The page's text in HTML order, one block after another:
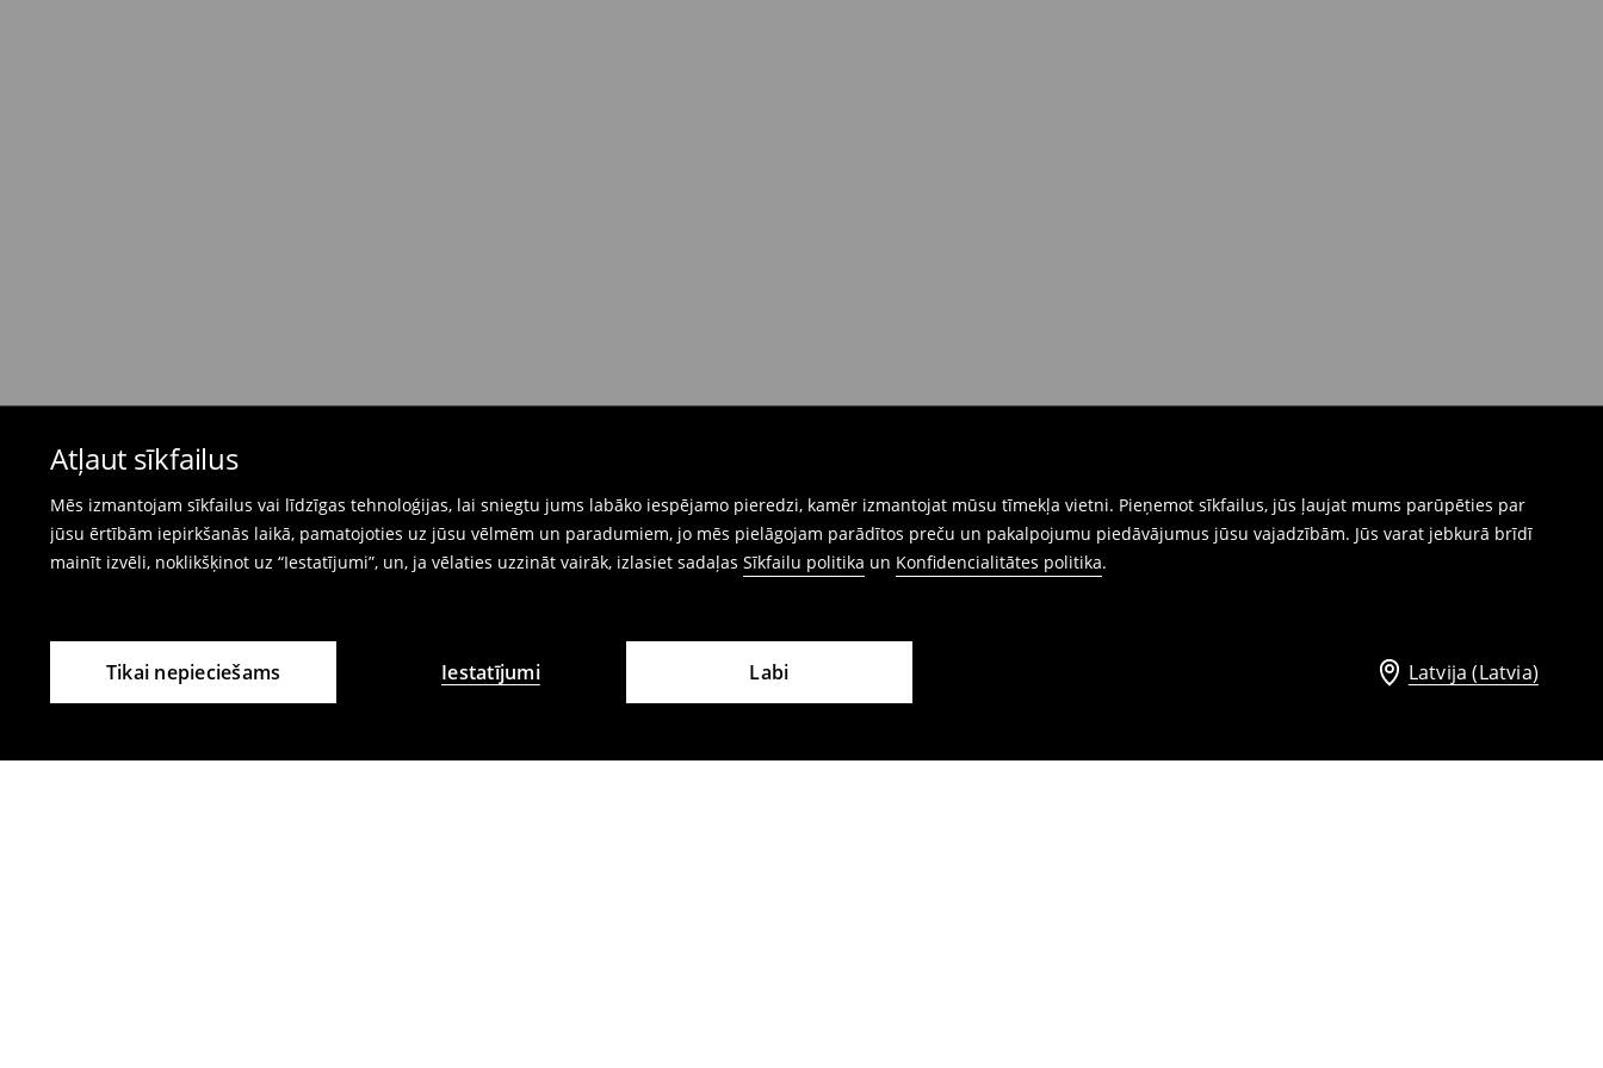
Atļaut sīkfailus
Mēs izmantojam sīkfailus vai līdzīgas tehnoloģijas, lai sniegtu jums labāko iespējamo pieredzi, kamēr izmantojat mūsu tīmekļa vietni. Pieņemot sīkfailus, jūs ļaujat mums parūpēties par
jūsu ērtībām iepirkšanās laikā, pamatojoties uz jūsu vēlmēm un paradumiem, jo mēs pielāgojam parādītos preču un pakalpojumu piedāvājumus jūsu vajadzībām. Jūs varat jebkurā brīdī
mainīt izvēli, noklikšķinot uz “Iestatījumi”, un, ja vēlaties uzzināt vairāk, izlasiet sadaļas Sīkfailu politika un Konfidencialitātes politika.
Tikai nepieciešams Iestatījumi Labi Latvija (Latvia)
preču atgriešanas veidlapu tiešsaistē.